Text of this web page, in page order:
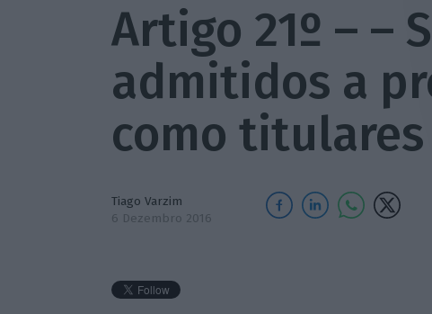
Artigo 21º – –
admitidos a
como
Tiago Varzim
6 Dezembro 2016